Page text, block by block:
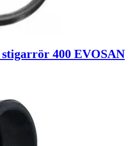
400 EVOSAN